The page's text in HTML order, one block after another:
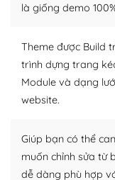
Cộng đồng sử
Plugin mở rộng là
WordPress để
nhiều plugin trả phí
plugin của
thích chọn lựa
là giống demo
Theme được Build
trình dựng trang
Module và dạng
website.
Giúp bạn có thể
muốn chỉnh sửa từ
dễ dàng phù hợp